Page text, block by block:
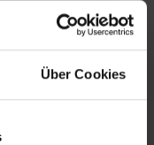
Über Cookies